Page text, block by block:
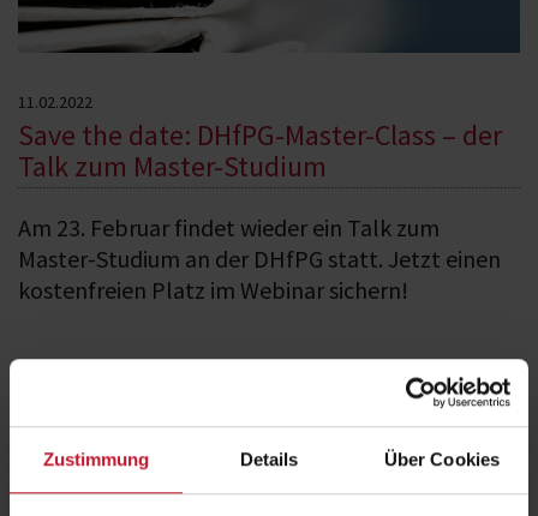
Zustimmung Details Über Cookies
11.02.2022
Save the date: DHfPG-Master-Class – der
Talk zum Master-Studium
Am 23. Februar findet wieder ein Talk zum
Master-Studium an der DHfPG statt. Jetzt einen
kostenfreien Platz im Webinar sichern!